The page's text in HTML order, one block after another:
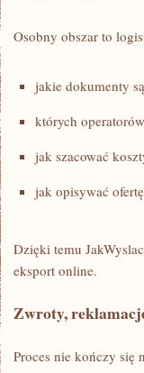
Osobny obszar to
jakie dokumenty
których
jak szacować
jak opisywać
Dzięki temu
eksport online.
Zwroty,
Proces nie kończy się